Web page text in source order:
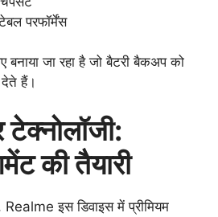
परफॉर्मेंस
जा रहा है जो बैटरी बैकअप को
देते हैं।
की तैयारी
Realme इस डिवाइस में प्रीमियम